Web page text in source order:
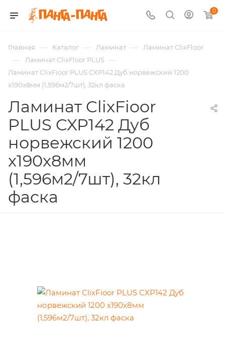
0
Главная — Каталог — Ламинат — Ламинат ClixFloor
— Ламинат ClixFloor PLUS —
Ламинат ClixFioor PLUS CXP142 Дуб норвежский 1200
x190x8мм (1,596м2/7шт), 32кл фаска
Ламинат ClixFioor
PLUS CXP142 Дуб
норвежский 1200
x190x8мм
(1,596м2/7шт), 32кл
фаска